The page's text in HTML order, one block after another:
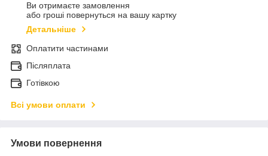
Ви отримаєте замовлення
або гроші повернуться на вашу картку
Детальніше
Оплатити частинами
Післяплата
Готівкою
Всі умови оплати
Умови повернення